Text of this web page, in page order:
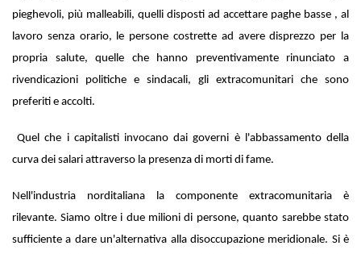
pieghevoli, più malleabili, quelli disposti ad accettare paghe basse , al
lavoro senza orario, le persone costrette ad avere disprezzo per la
propria salute, quelle che hanno preventivamente rinunciato a
rivendicazioni politiche e sindacali, gli extracomunitari che sono
preferiti e accolti.
Quel che i capitalisti invocano dai governi è l'abbassamento della
curva dei salari attraverso la presenza di morti di fame.
Nell'industria norditaliana la componente extracomunitaria è
rilevante. Siamo oltre i due milioni di persone, quanto sarebbe stato
sufficiente a dare un'alternativa alla disoccupazione meridionale. Si è